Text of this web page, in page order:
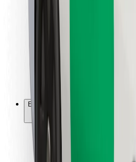
Sofőröknek
Ételfutároknak
Flottapartnereknek
Éttermeknek
Egyéb
Beszállítók
Felhasználási feltételek